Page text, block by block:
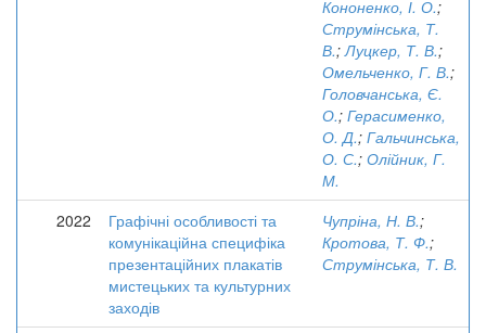
Кононенко, І. О.;
Струмінська, Т.
В.;Луцкер, Т. В.;
Омельченко, Г. В.;
Головчанська, Є.
О.; Герасименко,
О. Д.; Гальчинська,
О. С.; Олійник, Г.
М.
2022
Графічні особливості та
комунікаційна специфіка
презентаційних плакатів
мистецьких та культурних
заходів
Чупріна, Н. В.;
Кротова, Т. Ф.;
Струмінська, Т. В.